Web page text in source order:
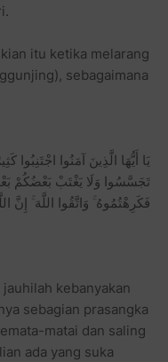
itu ketika melarang
sebagaimana
يَا أَيُّهَا الَّذِينَ آمَنُوا
تَجَسَّسُوا وَلَا يَغْتَبْ بَعْضُكُمْ
فَكَرِهْتُمُوهُ ۚ وَاتَّقُوا اللَّهَ ۚ إِنَّ
kebanyakan
sebagian prasangka
matai dan saling
ada yang suka